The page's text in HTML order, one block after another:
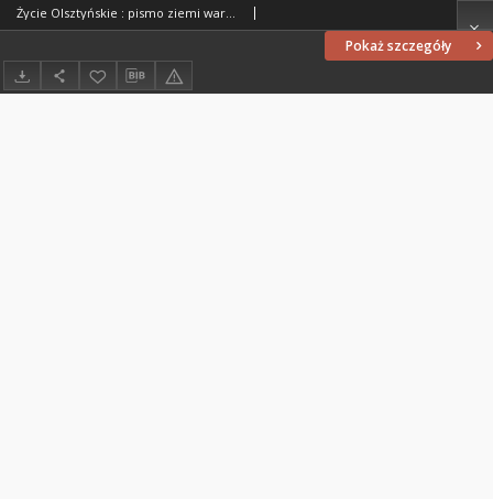
Pokaż szczegóły
Życie Olsztyńskie : pismo ziemi warmińsko-mazurskiej, 1954, nr 47